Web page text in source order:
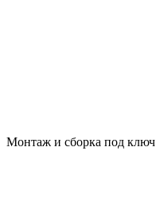
Монтаж и сборка под ключ